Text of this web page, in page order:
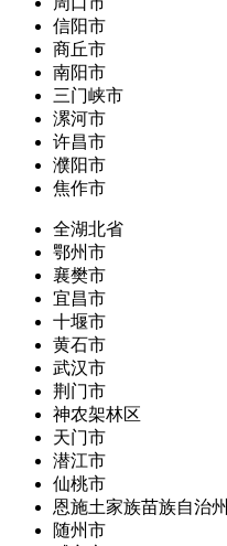
信阳市
商丘市
南阳市
三门峡市
漯河市
许昌市
濮阳市
焦作市
全湖北省
鄂州市
襄樊市
宜昌市
十堰市
黄石市
武汉市
荆门市
神农架林区
天门市
潜江市
仙桃市
恩施土家族苗族自治州
随州市